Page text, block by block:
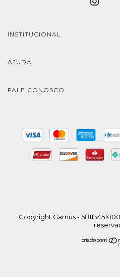
INSTITUCIONAL
AJUDA
FALE CONOSCO
Copyright Garnus -